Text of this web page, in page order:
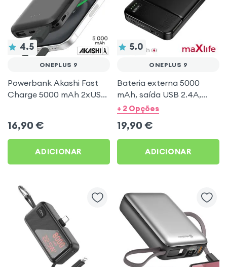
4.5
ONEPLUS 9
Powerbank Akashi Fast
Charge 5000 mAh 2xUSB
16,90 €
ADICIONAR
5.0
ONEPLUS 9
Bateria externa 5000
mAh, saída USB 2.4A,
micro USB e entrada USB-
OnePlus 9
+ 2 Opções
19,90 €
ADICIONAR